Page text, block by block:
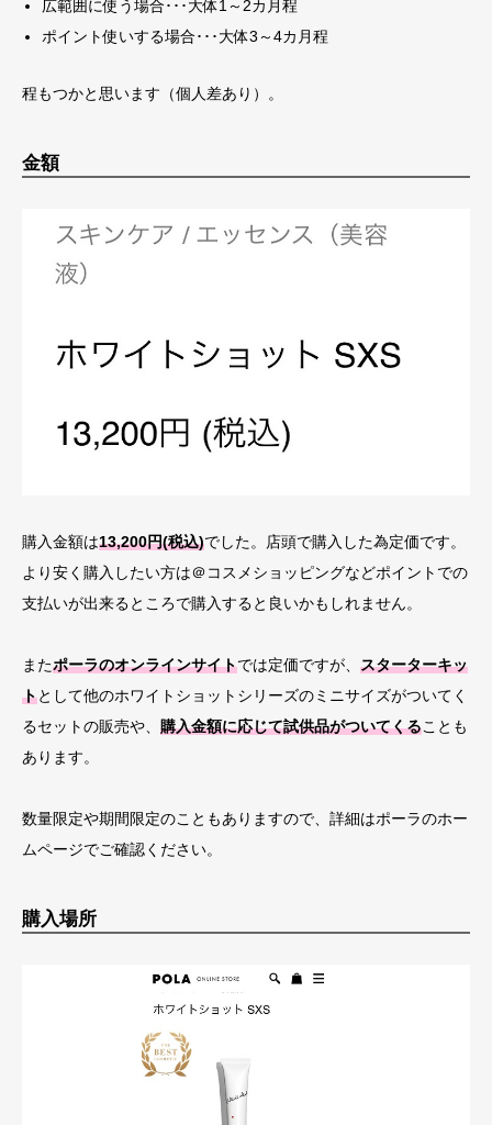
広範囲に使う場合･･･大体1～2カ月程
ポイント使いする場合･･･大体3～4カ月程
程もつかと思います（個人差あり）。
金額
購入金額は13,200円(税込)でした。店頭で購入した為定価です。
より安く購入したい方は＠コスメショッピングなどポイントでの
支払いが出来るところで購入すると良いかもしれません。
またポーラのオンラインサイトでは定価ですが、 スターターキッ
トとして他のホワイトショットシリーズのミニサイズがついてく
るセットの販売や、 購入金額に応じて試供品がついてくることも
あります。
数量限定や期間限定のこともありますので、詳細はポーラのホー
ムページでご確認ください。
購入場所